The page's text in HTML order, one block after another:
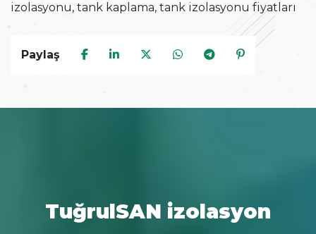
izolasyonu, tank kaplama, tank izolasyonu fiyatları
Paylaş
TuğrulSAN izolasyon